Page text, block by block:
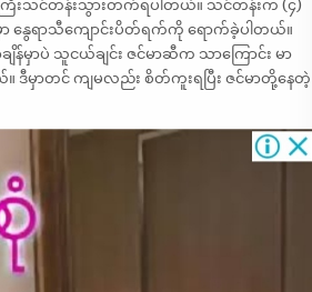
ကြီးသင်တန်းသွားတက်ရပါတယ်။ သင်တန်းက (၄)
နွေရာသီကျောင်းပိတ်ရက်ကို ရောက်ခဲ့ပါတယ်။
န်မှာပဲ သူငယ်ချင်း ဇင်မာဆီက သာကြောင်း မာ
ဒီမှာတင် ကျမလည်း စိတ်ကူးရပြီး ဇင်မာတို့နေတဲ့